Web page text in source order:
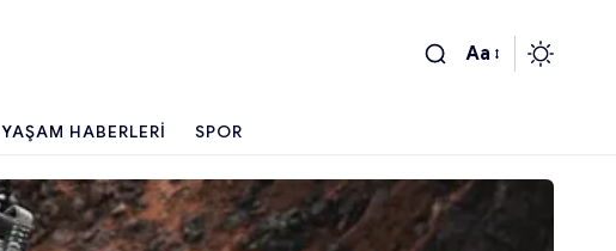
Aa
YAŞAM HABERLERI SPOR